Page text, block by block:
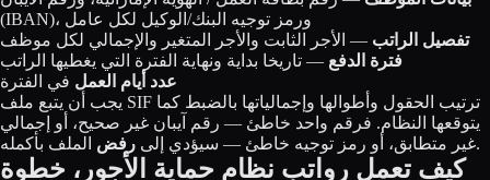
(IBAN)، ورمز توجيه البنك/الوكيل لكل عامل
تفصيل الراتب — الأجر الثابت والأجر المتغير والإجمالي لكل موظف
فترة الدفع — تاريخا بداية ونهاية الفترة التي يغطيها الراتب
عدد أيام العمل في الفترة
يجب أن يتبع ملف SIF ترتيب الحقول وأطوالها وإجمالياتها بالضبط كما
يتوقعها النظام. فرقم واحد خاطئ — رقم آيبان غير صحيح، أو إجمالي
غير متطابق، أو رمز توجيه خاطئ — سيؤدي إلى رفض الملف بأكمله.
كيف تعمل رواتب نظام حماية الأجور، خطوة